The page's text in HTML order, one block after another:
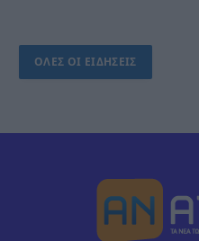
ΟΛΕΣ ΟΙ ΕΙΔΗΣΕΙΣ